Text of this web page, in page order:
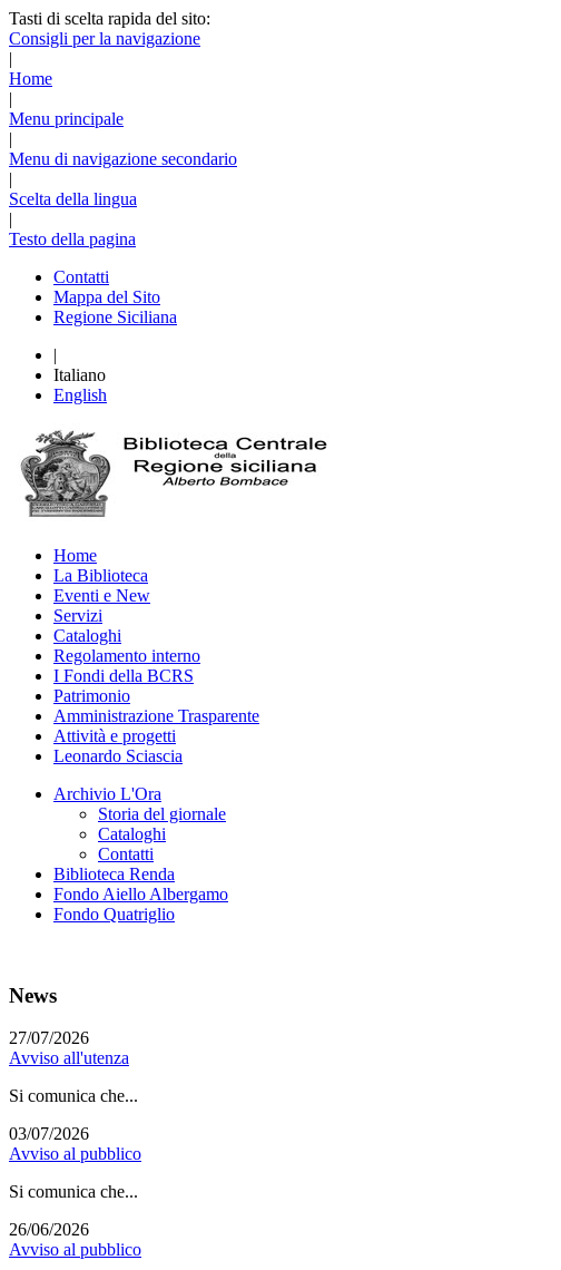
Tasti di scelta rapida del sito:
Consigli per la navigazione
|
Home
|
Menu principale
|
Menu di navigazione secondario
|
Scelta della lingua
|
Testo della pagina
Contatti
Mappa del Sito
Regione Siciliana
|
Italiano
English
Home
La Biblioteca
Eventi e New
Servizi
Cataloghi
Regolamento interno
I Fondi della BCRS
Patrimonio
Amministrazione Trasparente
Attività e progetti
Leonardo Sciascia
Archivio L'Ora
Storia del giornale
Cataloghi
Contatti
Biblioteca Renda
Fondo Aiello Albergamo
Fondo Quatriglio
News
27/07/2026
Avviso all'utenza
Si comunica che...
03/07/2026
Avviso al pubblico
Si comunica che...
26/06/2026
Avviso al pubblico